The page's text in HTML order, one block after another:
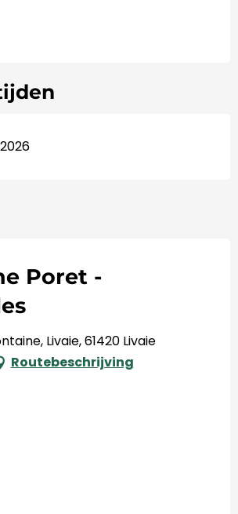
Poret -
Livaie, 61420 Livaie
Routebeschrijving